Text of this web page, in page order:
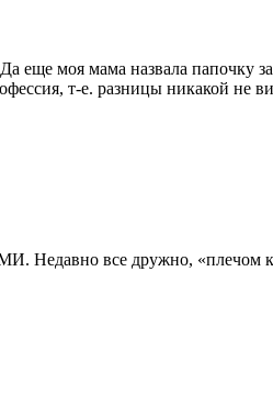
моя мама назвала папочку
т-е. разницы никакой не
Недавно все дружно, «плечом